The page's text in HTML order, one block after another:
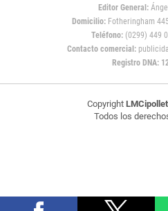
Editor General:
Domicilio:Fotheringham
Teléfono: (0299) 449
Contacto comercial:
Registro DNA:
Copyright
Todos los